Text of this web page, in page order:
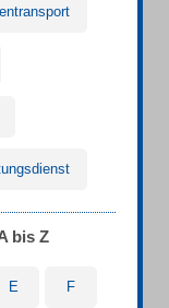
bis Z
E F